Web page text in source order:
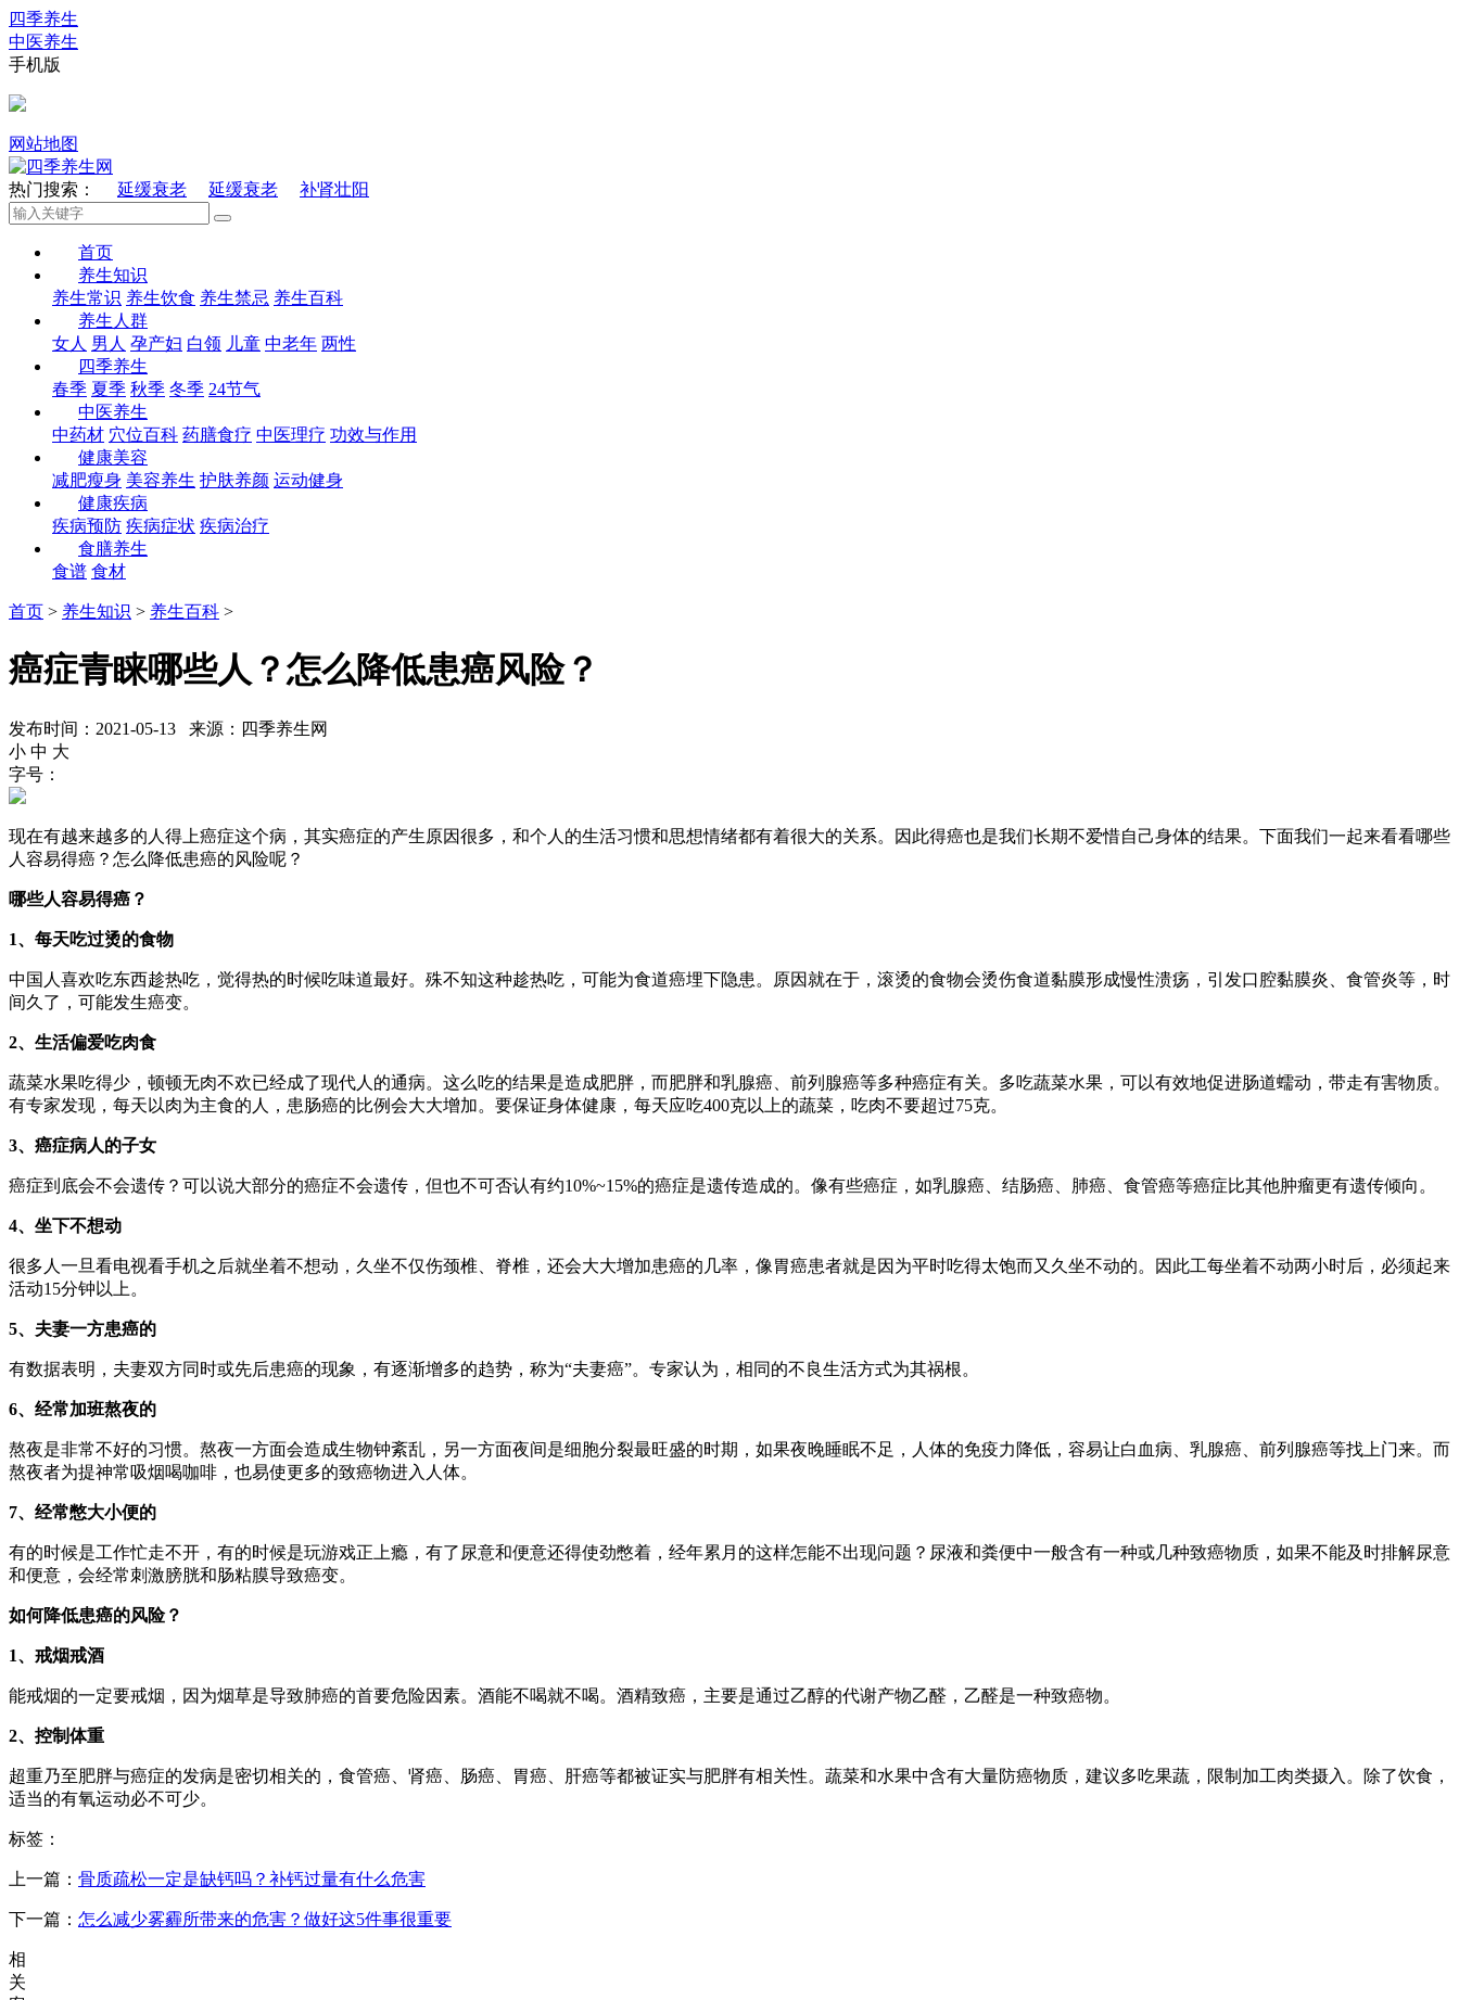
四季养生
中医养生
手机版
网站地图
热门搜索： 延缓衰老 延缓衰老 补肾壮阳
首页
养生知识
养生常识 养生饮食 养生禁忌 养生百科
养生人群
女人 男人 孕产妇 白领 儿童 中老年 两性
四季养生
春季 夏季 秋季 冬季 24节气
中医养生
中药材 穴位百科 药膳食疗 中医理疗 功效与作用
健康美容
减肥瘦身 美容养生 护肤养颜 运动健身
健康疾病
疾病预防 疾病症状 疾病治疗
食膳养生
食谱 食材
首页 > 养生知识 > 养生百科 >
癌症青睐哪些人？怎么降低患癌风险？
发布时间：2021-05-13 来源：四季养生网
小 中 大
字号：
现在有越来越多的人得上癌症这个病，其实癌症的产生原因很多，和个人的生活习惯和思想情绪都有着很大的关系。因此得癌也是我们长期不爱惜自己身体的结果。下面我们一起来看看哪些
人容易得癌？怎么降低患癌的风险呢？
哪些人容易得癌？
1、每天吃过烫的食物
中国人喜欢吃东西趁热吃，觉得热的时候吃味道最好。殊不知这种趁热吃，可能为食道癌埋下隐患。原因就在于，滚烫的食物会烫伤食道黏膜形成慢性溃疡，引发口腔黏膜炎、食管炎等，时
间久了，可能发生癌变。
2、生活偏爱吃肉食
蔬菜水果吃得少，顿顿无肉不欢已经成了现代人的通病。这么吃的结果是造成肥胖，而肥胖和乳腺癌、前列腺癌等多种癌症有关。多吃蔬菜水果，可以有效地促进肠道蠕动，带走有害物质。
有专家发现，每天以肉为主食的人，患肠癌的比例会大大增加。要保证身体健康，每天应吃400克以上的蔬菜，吃肉不要超过75克。
3、癌症病人的子女
癌症到底会不会遗传？可以说大部分的癌症不会遗传，但也不可否认有约10%~15%的癌症是遗传造成的。像有些癌症，如乳腺癌、结肠癌、肺癌、食管癌等癌症比其他肿瘤更有遗传倾向。
4、坐下不想动
很多人一旦看电视看手机之后就坐着不想动，久坐不仅伤颈椎、脊椎，还会大大增加患癌的几率，像胃癌患者就是因为平时吃得太饱而又久坐不动的。因此工每坐着不动两小时后，必须起来
活动15分钟以上。
5、夫妻一方患癌的
有数据表明，夫妻双方同时或先后患癌的现象，有逐渐增多的趋势，称为“夫妻癌”。专家认为，相同的不良生活方式为其祸根。
6、经常加班熬夜的
熬夜是非常不好的习惯。熬夜一方面会造成生物钟紊乱，另一方面夜间是细胞分裂最旺盛的时期，如果夜晚睡眠不足，人体的免疫力降低，容易让白血病、乳腺癌、前列腺癌等找上门来。而
熬夜者为提神常吸烟喝咖啡，也易使更多的致癌物进入人体。
7、经常憋大小便的
有的时候是工作忙走不开，有的时候是玩游戏正上瘾，有了尿意和便意还得使劲憋着，经年累月的这样怎能不出现问题？尿液和粪便中一般含有一种或几种致癌物质，如果不能及时排解尿意
和便意，会经常刺激膀胱和肠粘膜导致癌变。
如何降低患癌的风险？
1、戒烟戒酒
能戒烟的一定要戒烟，因为烟草是导致肺癌的首要危险因素。酒能不喝就不喝。酒精致癌，主要是通过乙醇的代谢产物乙醛，乙醛是一种致癌物。
2、控制体重
超重乃至肥胖与癌症的发病是密切相关的，食管癌、肾癌、肠癌、胃癌、肝癌等都被证实与肥胖有相关性。蔬菜和水果中含有大量防癌物质，建议多吃果蔬，限制加工肉类摄入。除了饮食，
适当的有氧运动必不可少。
标签：
上一篇： 骨质疏松一定是缺钙吗？补钙过量有什么危害
下一篇： 怎么减少雾霾所带来的危害？做好这5件事很重要
相
关